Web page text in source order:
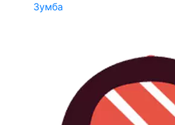
Зумба